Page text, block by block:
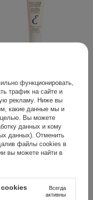
Питательный и
крем для
лица - 75ml
1
699,00 ГРН
функционировать,
трафик на сайте и
рекламу. Ниже вы
какие данные мы и
целью. Вы можете
данных и кому
данных). Отменить
файлы cookies в
вы можете найти в
Всегда
активны